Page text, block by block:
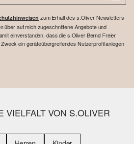
zum Erhalt des s.Oliver Newsletters
über auf mich zugeschnittene Angebote und
einverstanden, dass die s.Oliver Bernd Freier
ein geräteübergreifendes Nutzerprofil anlegen
VIELFALT VON S.OLIVER